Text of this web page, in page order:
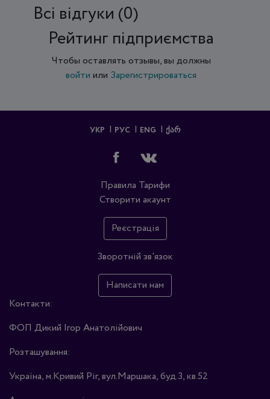
Всi відгуки (0)
Рейтинг підприємства
Чтобы оставлять отзывы, вы должны
войти или Зарегистрироваться
УКР РУС ENG ᲥᲐᲠ
Правила Тарифи
Створити акаунт
Реєстрація
Зворотній зв'язок
Написати нам
Контакти:
ФОП Дикий Ігор Анатолійович
Розташування:
Україна, м.Кривий Ріг, вул.Маршака, буд.3, кв.52